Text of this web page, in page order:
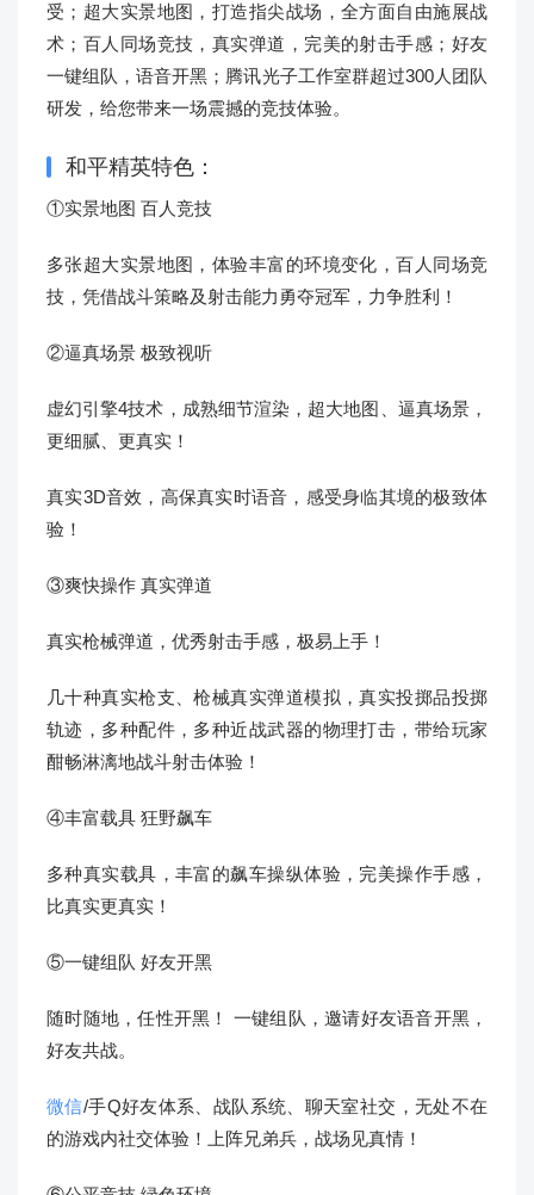
受；超大实景地图，打造指尖战场，全方面自由施展战
术；百人同场竞技，真实弹道，完美的射击手感；好友
一键组队，语音开黑；腾讯光子工作室群超过300人团队
研发，给您带来一场震撼的竞技体验。
和平精英特色：
①实景地图 百人竞技
多张超大实景地图，体验丰富的环境变化，百人同场竞
技，凭借战斗策略及射击能力勇夺冠军，力争胜利！
②逼真场景 极致视听
虚幻引擎4技术，成熟细节渲染，超大地图、逼真场景，
更细腻、更真实！
真实3D音效，高保真实时语音，感受身临其境的极致体
验！
③爽快操作 真实弹道
真实枪械弹道，优秀射击手感，极易上手！
几十种真实枪支、枪械真实弹道模拟，真实投掷品投掷
轨迹，多种配件，多种近战武器的物理打击，带给玩家
酣畅淋漓地战斗射击体验！
④丰富载具 狂野飙车
多种真实载具，丰富的飙车操纵体验，完美操作手感，
比真实更真实！
⑤一键组队 好友开黑
随时随地，任性开黑！ 一键组队，邀请好友语音开黑，
好友共战。
微信/手Q好友体系、战队系统、聊天室社交，无处不在
的游戏内社交体验！上阵兄弟兵，战场见真情！